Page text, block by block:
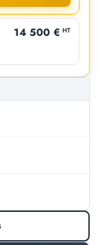
14 500 € HT